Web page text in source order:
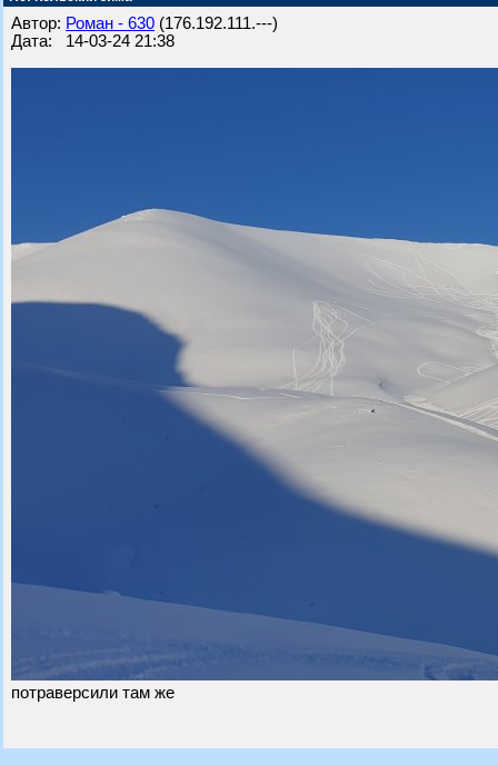
Автор: Роман - 630 (176.192.111.---)
Дата: 14-03-24 21:38
потраверсили там же